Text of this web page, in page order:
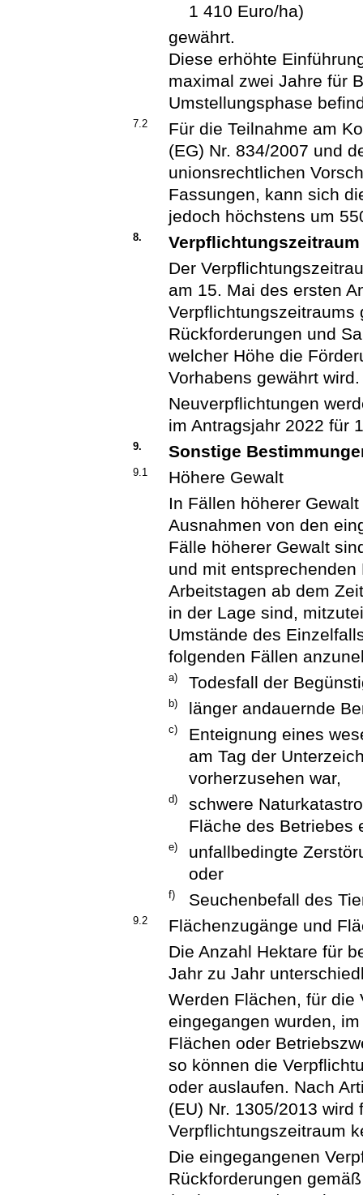
1 410 Euro/ha)
gewährt.
Diese erhöhte
maximal zwei Jahre für
Umstellungsphase
7.2
Für die Teilnahme am
(EG) Nr. 834/2007 und
unionsrechtlichen
Fassungen, kann sich
jedoch höchstens um
8.
Verpflichtungszeitraum
Der
am 15. Mai des ersten
Verpflichtungszeitraums
Rückforderungen und
welcher Höhe die
Vorhabens gewährt wird.
Neuverpflichtungen
im Antragsjahr 2022 für
9. Sonstige
9.1
Höhere Gewalt
In Fällen höherer
Ausnahmen von den
Fälle höherer Gewalt
und mit
Arbeitstagen ab dem
in der Lage sind,
Umstände des
folgenden Fällen
a) Todesfall der
b) länger andauernde
c)
Enteignung eines
am Tag der
vorherzusehen war,
d)
schwere
Fläche des Betriebes
e)
unfallbedingte
oder
f) Seuchenbefall des
9.2
Flächenzugänge und
Die Anzahl Hektare für
Jahr zu Jahr
Werden Flächen, für die
eingegangen wurden,
Flächen oder
so können die
oder auslaufen. Nach
(EU) Nr. 1305/2013 wird
Verpflichtungszeitraum
Die eingegangenen
Rückforderungen